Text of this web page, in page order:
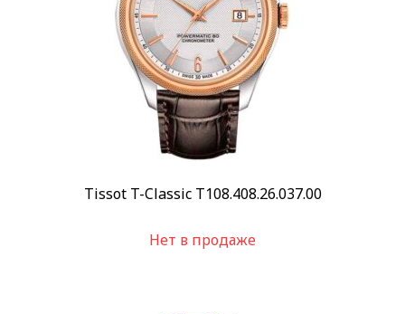
Tissot T-Classic T108.408.26.037.00
Нет в продаже